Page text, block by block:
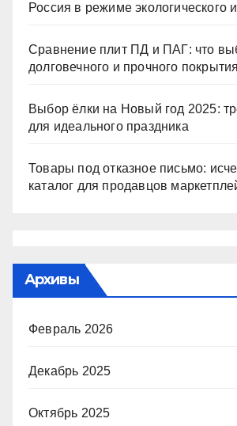
Россия в режиме экологического
Сравнение плит ПД и ПАГ: что
долговечного и прочного покрытия
Выбор ёлки на Новый год 2025:
для идеального праздника
Товары под отказное письмо:
каталог для продавцов
Архивы
Февраль 2026
Декабрь 2025
Октябрь 2025